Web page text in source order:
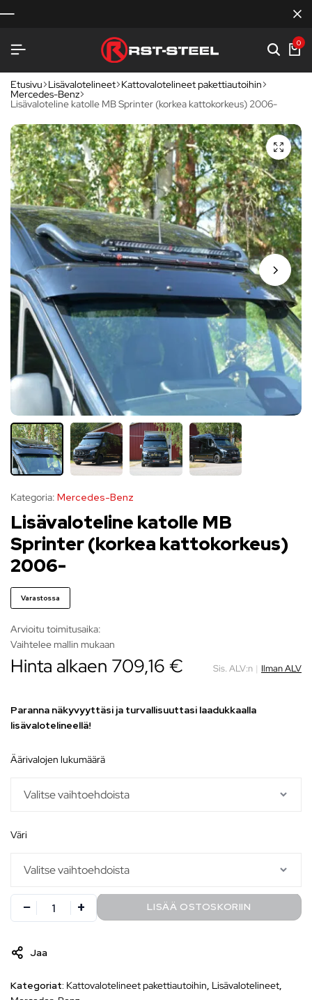
0
Etusivu Lisävalotelineet Kattovalotelineet pakettiautoihin
Mercedes-Benz
Lisävaloteline katolle MB Sprinter (korkea kattokorkeus) 2006-
Kategoria: Mercedes-Benz
Lisävaloteline katolle MB
Sprinter (korkea kattokorkeus)
2006-
Varastossa
Arvioitu toimitusaika:
Vaihtelee mallin mukaan
Hinta alkaen 709,16 € Sis. ALV:n | Ilman ALV
Paranna näkyvyyttäsi ja turvallisuuttasi laadukkaalla
lisävalotelineellä!
äärivalojen lukumäärä
väri
LISÄÄ OSTOSKORIIN
Jaa
Kategoriat: Kattovalotelineet pakettiautoihin, Lisävalotelineet,